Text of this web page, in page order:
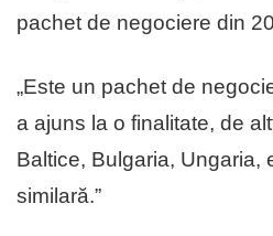
pachet de negociere din
„Este un pachet de
a ajuns la o finalitate, de
Baltice, Bulgaria, Ungaria,
similară.”